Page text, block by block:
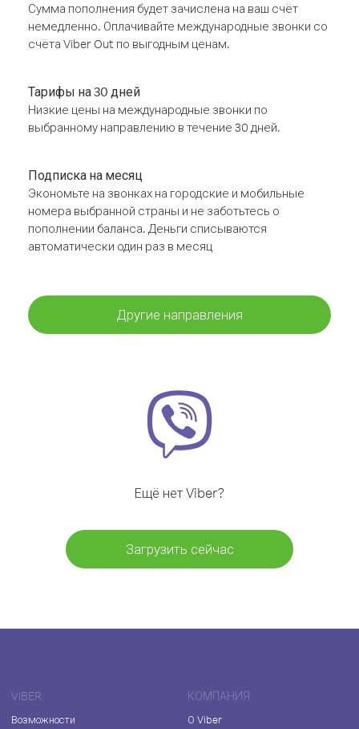
Сумма пополнения будет зачислена на ваш счёт
немедленно. Оплачивайте международные звонки со
счёта Viber Out по выгодным ценам.
Тарифы на 30 дней
Низкие цены на международные звонки по
выбранному направлению в течение 30 дней.
Подписка на месяц
Экономьте на звонках на городские и мобильные
номера выбранной страны и не заботьтесь о
пополнении баланса. Деньги списываются
автоматически один раз в месяц
Другие направления
Ещё нет Viber?
Загрузить сейчас
VIBER
Возможности
КОМПАНИЯ
О Viber